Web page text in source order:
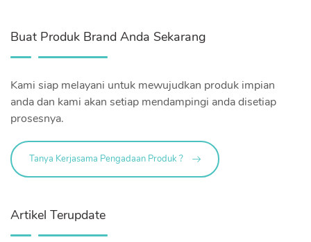
Buat Produk Brand Anda Sekarang
Kami siap melayani untuk mewujudkan produk impian
anda dan kami akan setiap mendampingi anda disetiap
prosesnya.
Tanya Kerjasama Pengadaan Produk ?
Artikel Terupdate